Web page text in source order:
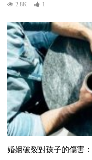
2.8K
1
婚姻破裂對孩子的傷害